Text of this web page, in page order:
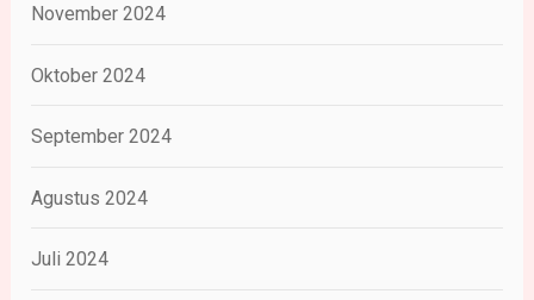
November 2024
Oktober 2024
September 2024
Agustus 2024
Juli 2024